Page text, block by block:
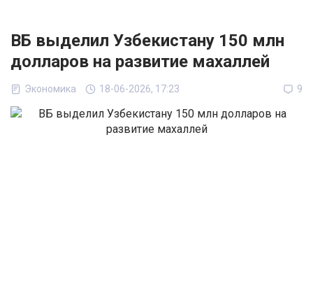
ВБ выделил Узбекистану 150 млн
долларов на развитие махаллей
Экономика 18-06-2026, 17:23 9